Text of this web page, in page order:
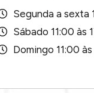
Segunda a sexta
Sábado 11:00 às
Domingo 11:00